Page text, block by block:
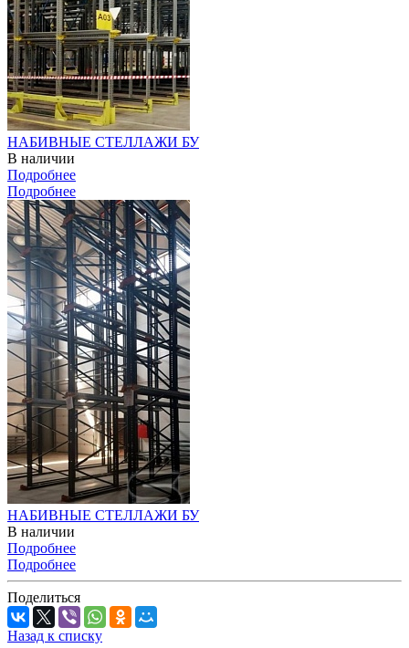
НАБИВНЫЕ СТЕЛЛАЖИ БУ
В наличии
Подробнее
Подробнее
НАБИВНЫЕ СТЕЛЛАЖИ БУ
В наличии
Подробнее
Подробнее
Поделиться
Назад к списку